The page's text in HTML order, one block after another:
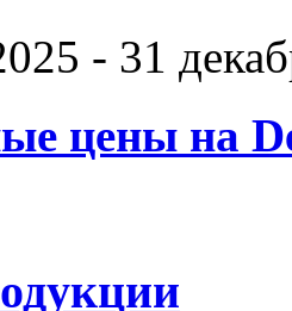
- 31
цены на